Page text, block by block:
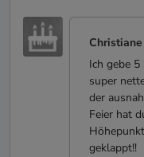
Christiane
Ich gebe
super
der
Feier hat
geklappt!!